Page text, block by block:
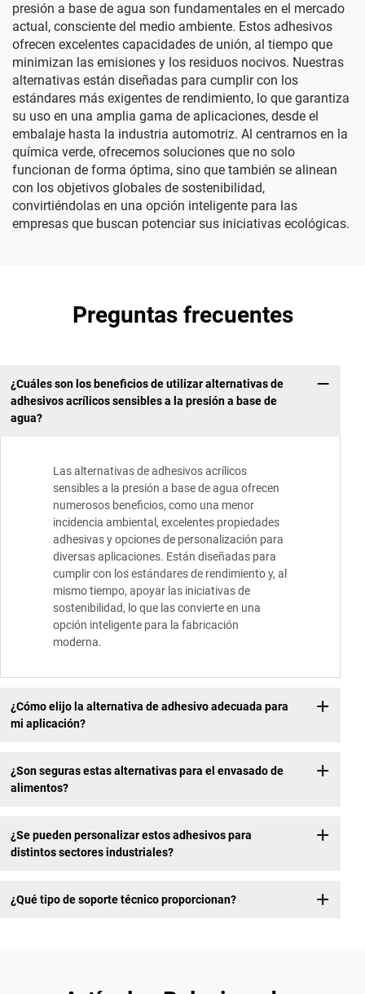
presión a base de agua son fundamentales en el mercado
actual, consciente del medio ambiente. Estos adhesivos
ofrecen excelentes capacidades de unión, al tiempo que
minimizan las emisiones y los residuos nocivos. Nuestras
alternativas están diseñadas para cumplir con los
estándares más exigentes de rendimiento, lo que garantiza
su uso en una amplia gama de aplicaciones, desde el
embalaje hasta la industria automotriz. Al centrarnos en la
química verde, ofrecemos soluciones que no solo
funcionan de forma óptima, sino que también se alinean
con los objetivos globales de sostenibilidad,
convirtiéndolas en una opción inteligente para las
empresas que buscan potenciar sus iniciativas ecológicas.
Preguntas frecuentes
¿Cuáles son los beneficios de utilizar alternativas de
adhesivos acrílicos sensibles a la presión a base de
agua?
Las alternativas de adhesivos acrílicos
sensibles a la presión a base de agua ofrecen
numerosos beneficios, como una menor
incidencia ambiental, excelentes propiedades
adhesivas y opciones de personalización para
diversas aplicaciones. Están diseñadas para
cumplir con los estándares de rendimiento y, al
mismo tiempo, apoyar las iniciativas de
sostenibilidad, lo que las convierte en una
opción inteligente para la fabricación
moderna.
¿Cómo elijo la alternativa de adhesivo adecuada para
mi aplicación?
¿Son seguras estas alternativas para el envasado de
alimentos?
¿Se pueden personalizar estos adhesivos para
distintos sectores industriales?
¿Qué tipo de soporte técnico proporcionan?